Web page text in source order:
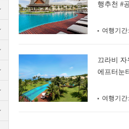
행추천 #
여행기간:
끄라비 자
에프터눈
여행기간: